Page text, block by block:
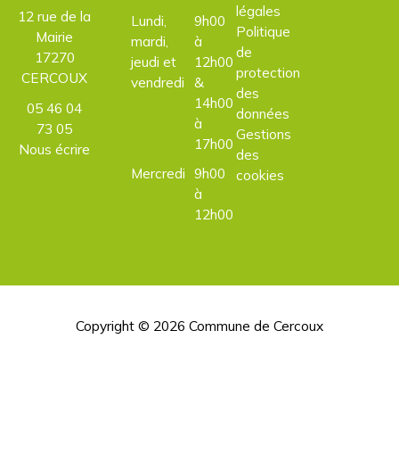
12 rue de la
Mairie
17270
CERCOUX
05 46 04
73 05
Nous écrire
Lundi,
mardi,
jeudi et
vendredi
9h00
à
12h00
&
14h00
à
17h00
Mercredi 9h00
à
12h00
légales
Politique
de
protection
des
données
Gestions
des
cookies
Copyright © 2026 Commune de Cercoux